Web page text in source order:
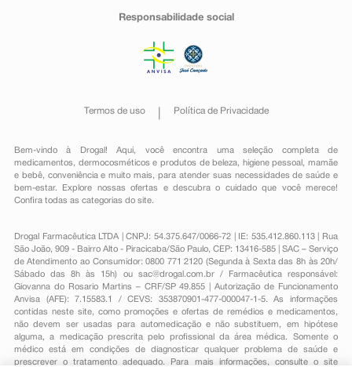
Responsabilidade social
Termos de uso Política de Privacidade
Bem-vindo à Drogal! Aqui, você encontra uma seleção completa de
medicamentos , dermocosméticos e produtos de beleza, higiene pessoal ,mamãe
e bebê, conveniênciae muito mais, para atender suas necessidades de saúde e
bem-estar. Explore nossas ofertas e descubra o cuidado que você merece!
Confira todas as categorias do site.
Drogal Farmacêutica LTDA | CNPJ: 54.375.647/0066-72 | IE: 535.412.860.113 | Rua
São João, 909 - Bairro Alto - Piracicaba/São Paulo, CEP: 13416-585 | SAC – Serviço
de Atendimento ao Consumidor: 0800 771 2120 (Segunda à Sexta das 8h às 20h/
Sábado das 8h às 15h) ou sac@drogal.com.br/ Farmacêutica responsável:
Giovanna do Rosario Martins – CRF/SP 49.855 | Autorização de Funcionamento
Anvisa (AFE): 7.15583.1 / CEVS: 353870901-477-000047-1-5. As informações
contidas neste site, como promoções e ofertas de remédios e medicamentos,
não devem ser usadas para automedicação e não substituem, em hipótese
alguma, a medicação prescrita pelo profissional da área médica. Somente o
médico está em condições de diagnosticar qualquer problema de saúde e
prescrever o tratamento adequado. Para mais informações, consulte o site